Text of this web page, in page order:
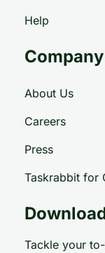
Help
Company
About Us
Careers
Press
Taskrabbit for
Tackle your